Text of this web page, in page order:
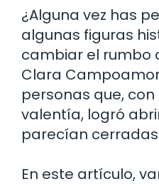
¿Alguna vez has
algunas figuras
cambiar el rumbo
Clara
personas que,
valentía, logró
parecían
En este artículo,